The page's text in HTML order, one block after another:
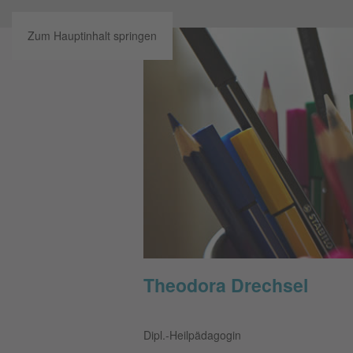
Zum Hauptinhalt springen
Theodora Drechsel
Dipl.-Heilpädagogin